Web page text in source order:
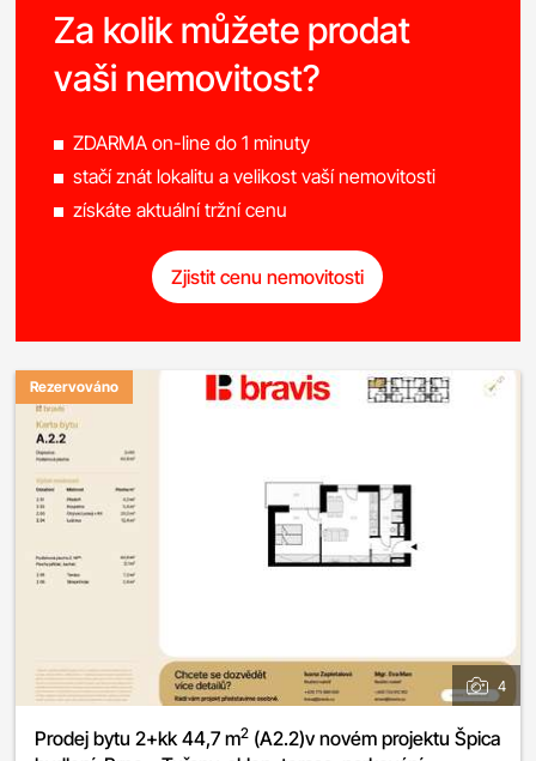
Za kolik můžete prodat
vaši nemovitost?
ZDARMA on-line do 1 minuty
stačí znát lokalitu a velikost vaší nemovitosti
získáte aktuální tržní cenu
Zjistit cenu nemovitosti
Rezervováno
4
Prodej bytu 2+kk 44,7 m2 (A2.2)v novém projektu Špica